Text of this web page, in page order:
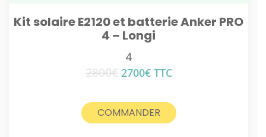
Kit solaire E2120 et batterie Anker PRO
4 – Longi
4
2800€ Le
était :
2800€.
2700€Le
est :
2700€.
TTC
COMMANDER